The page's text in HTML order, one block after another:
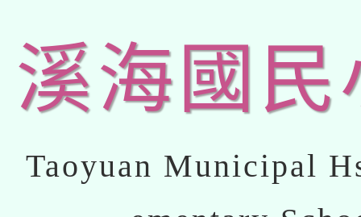
溪海國民
Taoyuan Municipal